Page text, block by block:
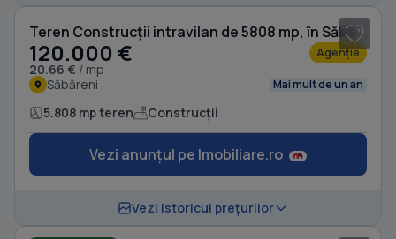
Teren Construcții intravilan de 5808 mp, în Săbăreni
120.000 €
20.66 € / mp
Agenție
Săbăreni Mai mult de un an
5.808 mp teren Construcții
Vezi anunțul pe Imobiliare.ro
Vezi istoricul prețurilor